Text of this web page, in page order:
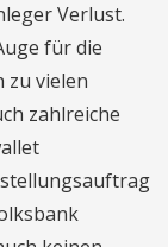
Verlust.
für die
zu vielen
zahlreiche